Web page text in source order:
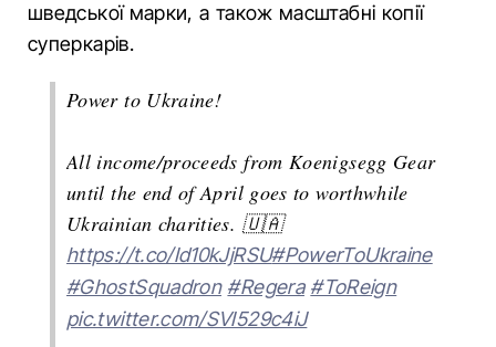
шведської марки, а також масштабні копії
суперкарів.
Power to Ukraine!
All income/proceeds from Koenigsegg Gear
until the end of April goes to worthwhile
Ukrainian charities. 🇺🇦
https://t.co/Id10kJjRSU#PowerToUkraine
#GhostSquadron #Regera #ToReign
pic.twitter.com/SVI529c4iJ